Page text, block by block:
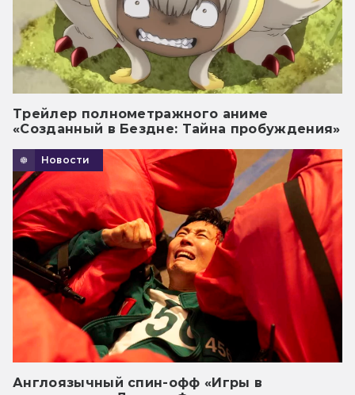
Трейлер полнометражного аниме
«Созданный в Бездне: Тайна пробуждения»
Новости
Англоязычный спин-офф «Игры в